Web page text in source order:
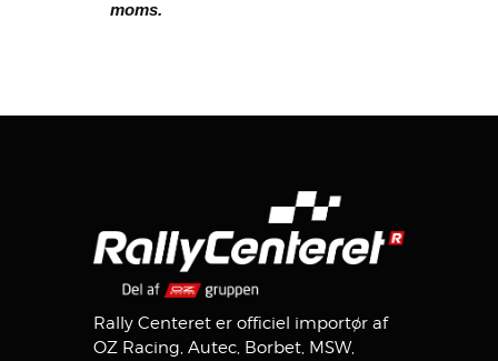
moms.
Rally Centeret er officiel importør af
OZ Racing, Autec, Borbet, MSW,